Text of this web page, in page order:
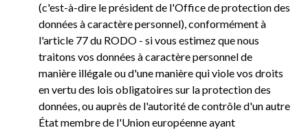
(c'est-à-dire le président de l'Office de protection des
données à caractère personnel), conformément à
l'article 77 du RODO - si vous estimez que nous
traitons vos données à caractère personnel de
manière illégale ou d'une manière qui viole vos droits
en vertu des lois obligatoires sur la protection des
données, ou auprès de l'autorité de contrôle d'un autre
État membre de l'Union européenne ayant